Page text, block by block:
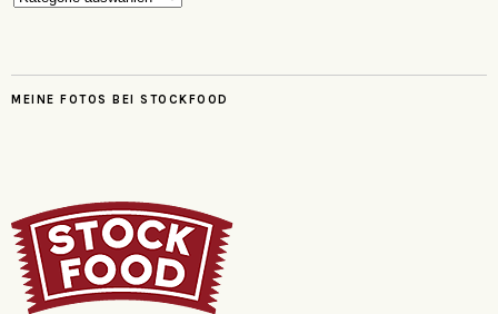
MEINE FOTOS BEI STOCKFOOD